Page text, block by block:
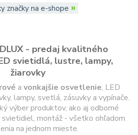
značky na e-shope »
- predaj kvalitného
svietidlá, lustre, lampy,
žiarovky
a vonkajšie osvetlenie, LED
lampy, svetlá, zásuvky a vypínače.
výber produktov, ako aj odborné
svietidiel, montáž - všetko ohľadom
na jednom mieste.